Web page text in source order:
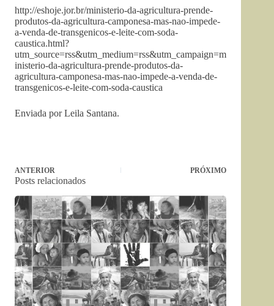
http://eshoje.jor.br/ministerio-da-agricultura-prende-
produtos-da-agricultura-camponesa-mas-nao-impede-
a-venda-de-transgenicos-e-leite-com-soda-
caustica.html?
utm_source=rss&utm_medium=rss&utm_campaign=m
inisterio-da-agricultura-prende-produtos-da-
agricultura-camponesa-mas-nao-impede-a-venda-de-
transgenicos-e-leite-com-soda-caustica
Enviada por Leila Santana.
ANTERIOR PRÓXIMO
Posts relacionados